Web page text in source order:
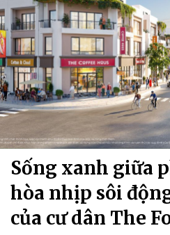
Sống xanh giữa
hòa nhịp sôi
của cư dân The